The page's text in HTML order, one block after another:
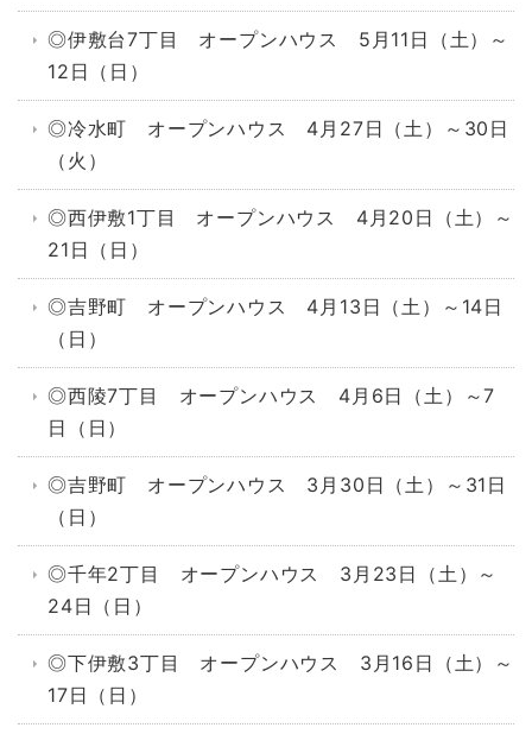
◎伊敷台7丁目 オープンハウス 5月11日（土）～
12日（日）
◎冷水町 オープンハウス 4月27日（土）～30日
（火）
◎西伊敷1丁目 オープンハウス 4月20日（土）～
21日（日）
◎吉野町 オープンハウス 4月13日（土）～14日
（日）
◎西陵7丁目 オープンハウス 4月6日（土）～7
日（日）
◎吉野町 オープンハウス 3月30日（土）～31日
（日）
◎千年2丁目 オープンハウス 3月23日（土）～
24日（日）
◎下伊敷3丁目 オープンハウス 3月16日（土）～
17日（日）